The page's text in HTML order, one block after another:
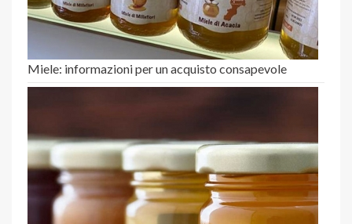
Miele: informazioni per un acquisto consapevole